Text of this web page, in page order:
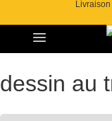
dessin au